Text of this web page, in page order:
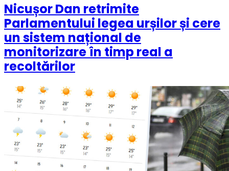
Nicușor Dan retrimite
Parlamentului legea urșilor și cere
un sistem național de
monitorizare în timp real a
recoltărilor